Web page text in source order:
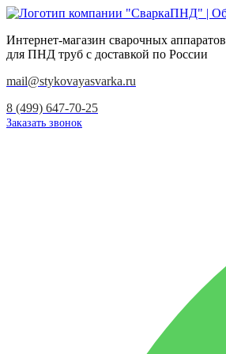
Интернет-магазин сварочных аппаратов
для ПНД труб с доставкой по России
mail@stykovayasvarka.ru
8 (499) 647-70-25
Заказать звонок